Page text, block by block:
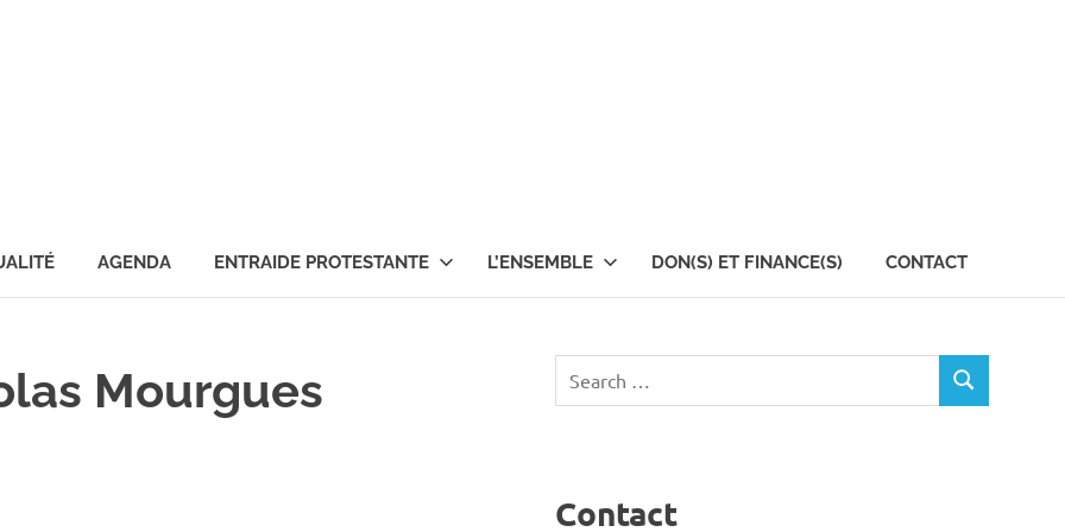
AGENDA ENTRAIDE PROTESTANTE L’ENSEMBLE DON(S) ET FINANCE(S) CONTACT
Mourgues
for:
SEARCH
Contact